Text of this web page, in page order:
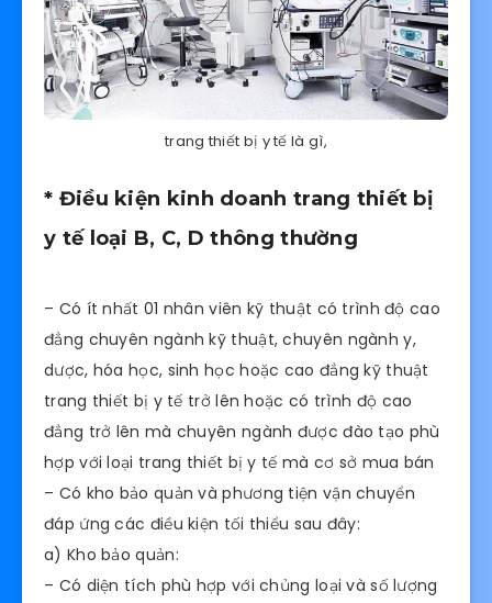
trang thiết bị y tế là gì,
* Điều kiện kinh doanh trang thiết bị
y tế loại B, C, D thông thường
– Có ít nhất 01 nhân viên kỹ thuật có trình độ cao
đẳng chuyên ngành kỹ thuật, chuyên ngành y,
dược, hóa học, sinh học hoặc cao đẳng kỹ thuật
trang thiết bị y tế trở lên hoặc có trình độ cao
đẳng trở lên mà chuyên ngành được đào tạo phù
hợp với loại trang thiết bị y tế mà cơ sở mua bán
– Có kho bảo quản và phương tiện vận chuyển
đáp ứng các điều kiện tối thiểu sau đây:
a) Kho bảo quản:
– Có diện tích phù hợp với chủng loại và số lượng